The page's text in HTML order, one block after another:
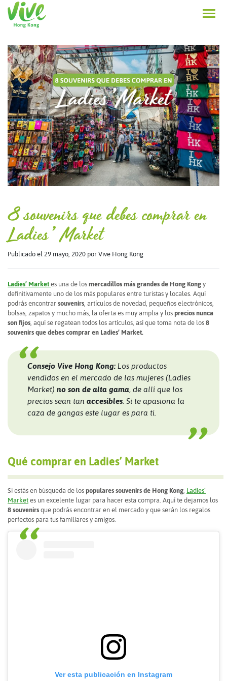
8 souvenirs que debes comprar en
Ladies’ Market
Publicado el 29 mayo, 2020 por Vive Hong Kong
Ladies’ Market es una de los mercadillos más grandes de Hong Kong y
definitivamente uno de los más populares entre turistas y locales. Aquí
podrás encontrar souvenirs , artículos de novedad, pequeños electrónicos,
bolsas, zapatos y mucho más, la oferta es muy amplia y los precios nunca
son fijos , aquí se regatean todos los artículos, así que toma nota de los 8
souvenirs que debes comprar en Ladies’ Market.
Consejo Vive Hong Kong: Los productos
vendidos en el mercado de las mujeres (Ladies
Market) no son de alta gama, de allí que los
precios sean tan accesibles . Si te apasiona la
caza de gangas este lugar es para ti.
Qué comprar en Ladies’ Market
Si estás en búsqueda de los populares souvenirs de Hong Kong Ladies’
Market es un excelente lugar para hacer esta compra. Aquí te dejamos los
8 souvenirs que podrás encontrar en el mercado y que serán los regalos
perfectos para tus familiares y amigos.
Ver esta publicación en Instagram